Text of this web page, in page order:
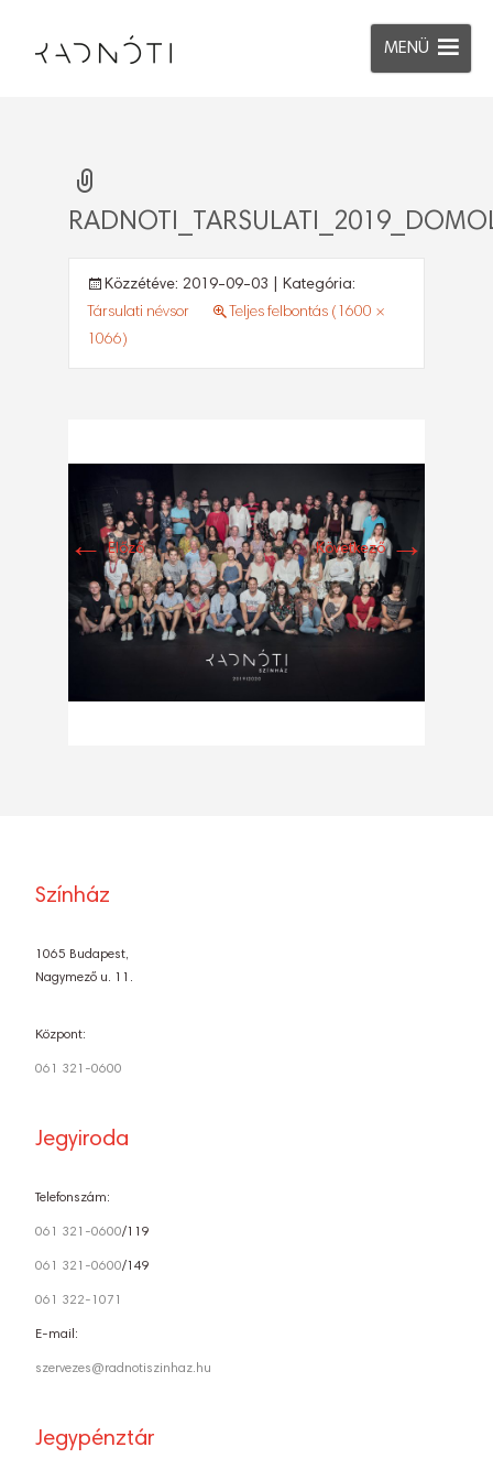
MENÜ
Közzétéve: 2019-09-03 | Kategória:
Társulati névsor
Teljes felbontás (1600 ×
1066)
←Előző Következő→
Színház
1065 Budapest,
Nagymező u. 11.
Központ:
061 321-0600
Jegyiroda
Telefonszám:
061 321-0600/119
061 321-0600/149
061 322-1071
E-mail:
szervezes@radnotiszinhaz.hu
Jegypénztár